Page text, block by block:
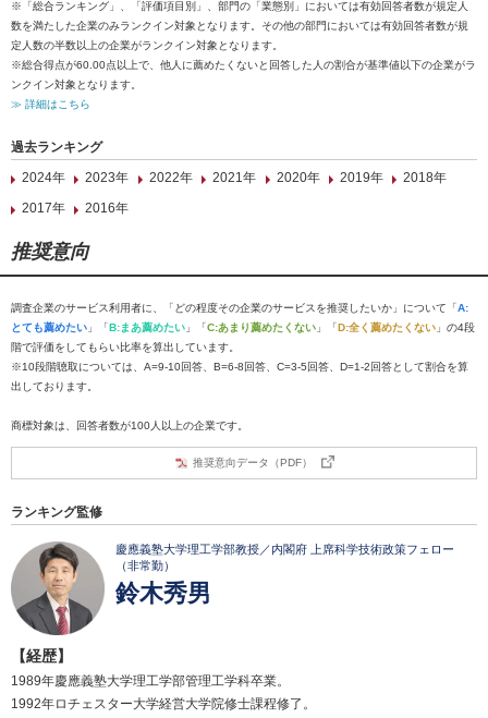
※「総合ランキング」、「評価項目別」、部門の「業態別」においては有効回答者数が規定人
数を満たした企業のみランクイン対象となります。その他の部門においては有効回答者数が規
定人数の半数以上の企業がランクイン対象となります。
※総合得点が60.00点以上で、他人に薦めたくないと回答した人の割合が基準値以下の企業がラ
ンクイン対象となります。
≫ 詳細はこちら
過去ランキング
2024年
2023年 2022年 2021年 2020年 2019年
2018年
2017年
2016年
推奨意向
調査企業のサービス利用者に、「どの程度その企業のサービスを推奨したいか」について「A:
とても薦めたい 」「B:まあ薦めたい 」「C:あまり薦めたくない 」「D:全く薦めたくない 」の4段
階で評価をしてもらい比率を算出しています。
※10段階聴取については、A=9-10回答、B=6-8回答、C=3-5回答、D=1-2回答として割合を算
出しております。
商標対象は、回答者数が100人以上の企業です。
推奨意向データ（PDF）
ランキング監修
慶應義塾大学理工学部教授／内閣府 上席科学技術政策フェロー
（非常勤）
鈴木秀男
【経歴】
1989年慶應義塾大学理工学部管理工学科卒業。
1992年ロチェスター大学経営大学院修士課程修了。